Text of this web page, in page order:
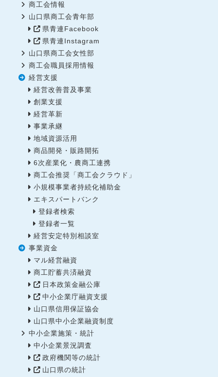
商工会情報
山口県商工会青年部
県青連Facebook
県青連Instagram
山口県商工会女性部
商工会職員採用情報
経営支援
経営改善普及事業
創業支援
経営革新
事業承継
地域資源活用
商品開発・販路開拓
6次産業化・農商工連携
商工会推奨「商工会クラウド」
小規模事業者持続化補助金
エキスパートバンク
登録者検索
登録者一覧
経営安定特別相談室
事業資金
マル経営融資
商工貯蓄共済融資
日本政策金融公庫
中小企業庁融資支援
山口県信用保証協会
山口県中小企業融資制度
中小企業施策・統計
中小企業景況調査
政府機関等の統計
山口県の統計